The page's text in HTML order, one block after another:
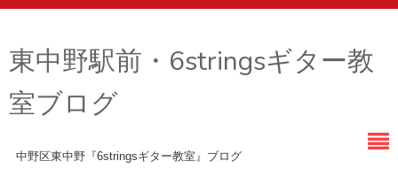
東中野駅前・6stringsギター教
室ブログ
中野区東中野『6stringsギター教室』ブログ